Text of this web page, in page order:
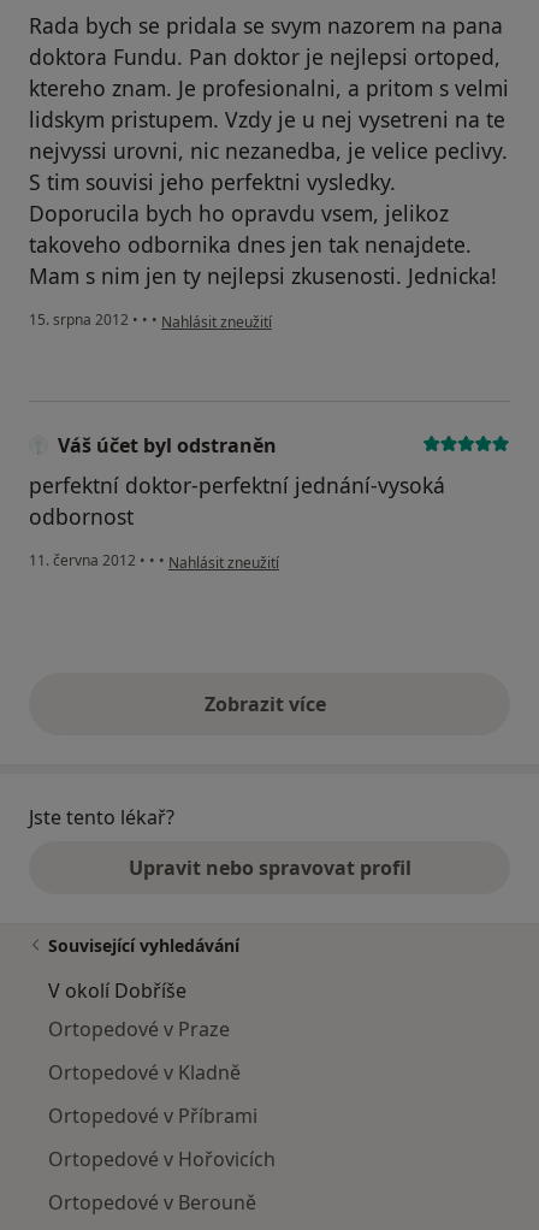
Rada bych se pridala se svym nazorem na pana
doktora Fundu. Pan doktor je nejlepsi ortoped,
ktereho znam. Je profesionalni, a pritom s velmi
lidskym pristupem. Vzdy je u nej vysetreni na te
nejvyssi urovni, nic nezanedba, je velice peclivy.
S tim souvisi jeho perfektni vysledky.
Doporucila bych ho opravdu vsem, jelikoz
takoveho odbornika dnes jen tak nenajdete.
Mam s nim jen ty nejlepsi zkusenosti. Jednicka!
15. srpna 2012 • • • podle názoru uživatele MKC
Nahlásit zneužití
Váš účet byl odstraněn
perfektní doktor-perfektní jednání-vysoká
odbornost
11. června 2012 • • • podle názoru uživatele Váš účet byl odstraněn
Nahlásit zneužití
Zobrazit vícevýše uvedené názory
Jste tento lékař?
Upravit nebo spravovat profil
Související vyhledávání
V okolí Dobříše
Ortopedové v Praze
Ortopedové v Kladně
Ortopedové v Příbrami
Ortopedové v Hořovicích
Ortopedové v Berouně